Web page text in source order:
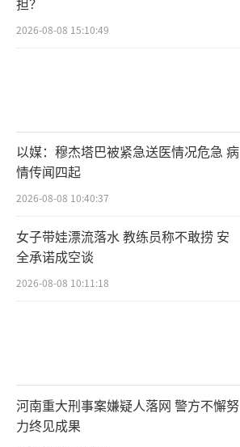
2026-08-08 15:10:49
以媒：穆杰塔巴被紧急送医情况危急 病
情传闻四起
2026-08-08 10:40:37
女子带娃漂流落水 教练员称不敢捞 安
全承诺成空谈
2026-08-08 10:11:18
河南重大刑事案嫌疑人落网 警方不懈努
力终见成果